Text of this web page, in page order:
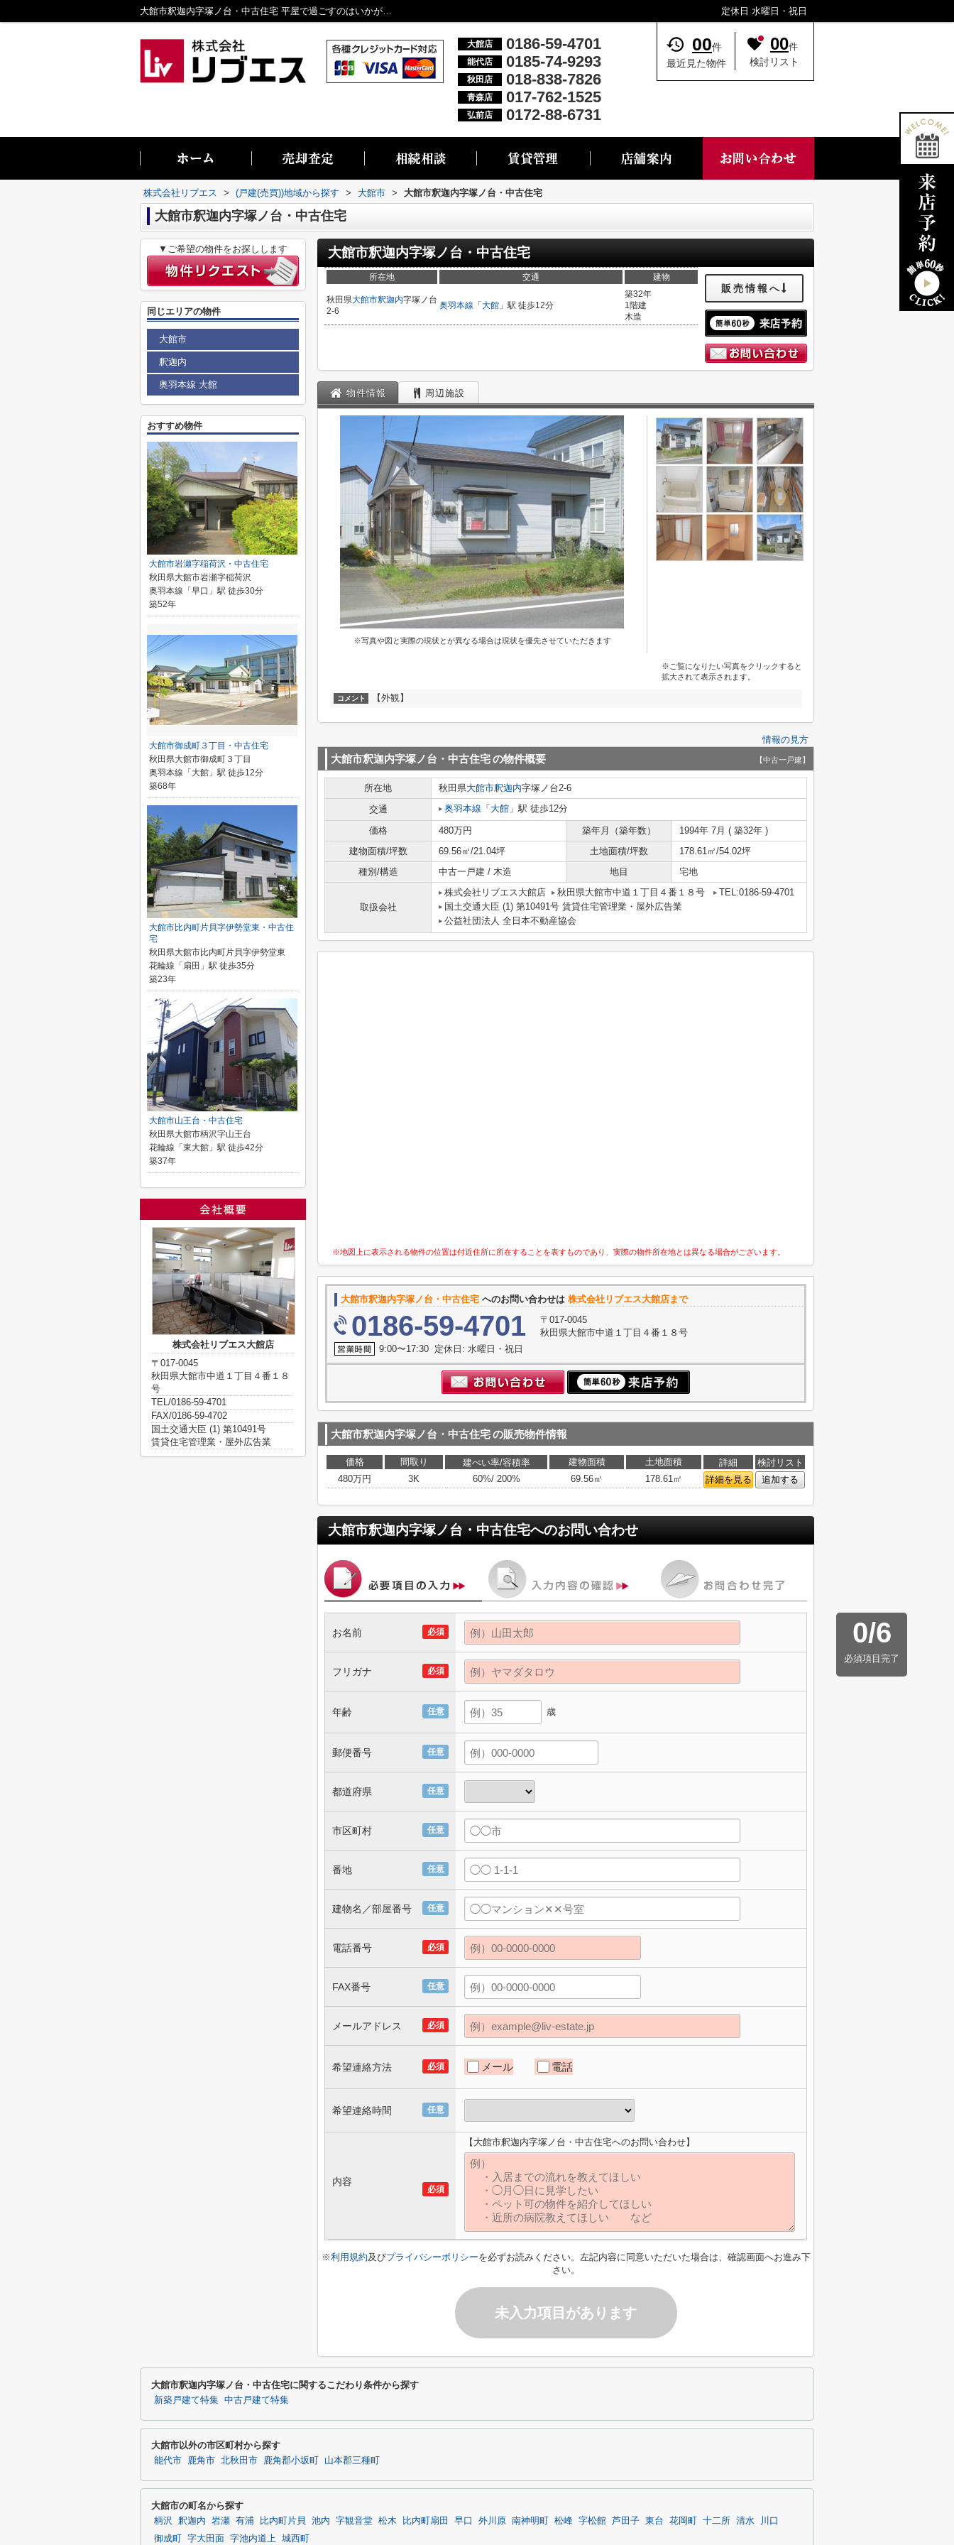
大館市釈迦内字塚ノ台・中古住宅 平屋で過ごすのはいかがですか！...／大館市・能代市・秋田市・青森市・弘前市の不動産情報なら株式会社リブエス 定休日 水曜日・祝日
大館店 0186-59-4701
能代店 0185-74-9293
秋田店 018-838-7826
青森店 017-762-1525
弘前店 0172-88-6731
00件
最近見た物件
00件
検討リスト
株式会社リブエス > (戸建(売買))地域から探す > 大館市 > 大館市釈迦内字塚ノ台・中古住宅
大館市釈迦内字塚ノ台・中古住宅
大館市釈迦内字塚ノ台・中古住宅
所在地 交通 建物
秋田県大館市釈迦内字塚ノ台
2-6
奥羽本線 「 大館 」駅 徒歩12分
築32年
1階建
木造
販売情報へ
物件情報 周辺施設
※写真や図と実際の現状とが異なる場合は現状を優先させていただきます
※ご覧になりたい写真をクリックすると
拡大されて表示されます。
コメント 【外観】
情報の見方
大館市釈迦内字塚ノ台・中古住宅の物件概要 【中古一戸建】
所在地 秋田県大館市釈迦内字塚ノ台2-6
交通
奥羽本線 「 大館 」駅 徒歩12分
価格 480万円 築年月（築年数）
1994年 7月 ( 築32年 )
建物面積/坪数
69.56㎡/21.04坪 土地面積/坪数
178.61㎡/54.02坪
種別/構造
中古一戸建 / 木造 地目 宅地
取扱会社
株式会社リブエス大館店 秋田県大館市中道１丁目４番１８号
TEL:0186-59-4701
国土交通大臣 (1) 第10491号 賃貸住宅管理業・屋外広告業
公益社団法人 全日本不動産協会
※地図上に表示される物件の位置は付近住所に所在することを表すものであり、実際の物件所在地とは異なる場合がございます。
大館市釈迦内字塚ノ台・中古住宅 へのお問い合わせは 株式会社リブエス大館店まで
0186-59-4701
〒017-0045
秋田県大館市中道１丁目４番１８号
9:00〜17:30 定休日: 水曜日・祝日
大館市釈迦内字塚ノ台・中古住宅の販売物件情報
価格 間取り 建ぺい率/容積率 建物面積 土地面積 詳細
検討リスト
480万円
3K 60%/ 200% 69.56㎡ 178.61㎡ 詳細を見る 追加する
大館市釈迦内字塚ノ台・中古住宅へのお問い合わせ
0/6
必須項目完了
必須
お名前
必須
フリガナ
任意
年齢 歳
任意
郵便番号
任意
都道府県
任意
市区町村
任意
番地
任意
建物名／部屋番号
必須
電話番号
任意
FAX番号
必須
メールアドレス
必須
希望連絡方法 メール 電話
任意
希望連絡時間
必須
内容
【大館市釈迦内字塚ノ台・中古住宅へのお問い合わせ】
※利用規約及びプライバシーポリシーを必ずお読みください。左記内容に同意いただいた場合は、確認画面へお進み下
さい。
未入力項目があります
▼ご希望の物件をお探しします
同じエリアの物件
大館市
釈迦内
奥羽本線 大館
おすすめ物件
大館市岩瀬字稲荷沢・中古住宅
秋田県大館市岩瀬字稲荷沢
奥羽本線「早口」駅 徒歩30分
築52年
大館市御成町３丁目・中古住宅
秋田県大館市御成町３丁目
奥羽本線「大館」駅 徒歩12分
築68年
大館市比内町片貝字伊勢堂東・中古住
宅
秋田県大館市比内町片貝字伊勢堂東
花輪線「扇田」駅 徒歩35分
築23年
大館市山王台・中古住宅
秋田県大館市柄沢字山王台
花輪線「東大館」駅 徒歩42分
築37年
株式会社リブエス大館店
〒017-0045
秋田県大館市中道１丁目４番１８
号
TEL/0186-59-4701
FAX/0186-59-4702
国土交通大臣 (1) 第10491号
賃貸住宅管理業・屋外広告業
大館市釈迦内字塚ノ台・中古住宅に関するこだわり条件から探す
新築戸建て特集 中古戸建て特集
大館市以外の市区町村から探す
能代市 鹿角市 北秋田市 鹿角郡小坂町 山本郡三種町
大館市の町名から探す
柄沢 釈迦内 岩瀬 有浦 比内町片貝 池内 字観音堂 松木 比内町扇田 早口 外川原 南神明町 松峰 字松館 芦田子 東台 花岡町 十二所 清水
川口
御成町
字大田面 字池内道上 城西町